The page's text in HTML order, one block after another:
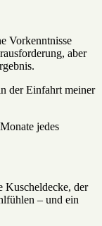
Vorkenntnisse
aber
der Einfahrt meiner
jedes
Kuscheldecke, der
– und ein